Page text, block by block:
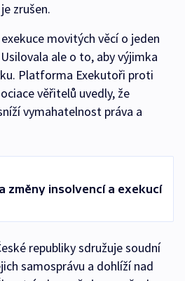
zrušen.
movitých věcí o jeden
ale o to, aby výjimka
Platforma Exekutoři proti
věřitelů uvedly, že
vymahatelnost práva a
změny insolvencí a exekucí
republiky sdružuje soudní
samosprávu a dohlíží nad